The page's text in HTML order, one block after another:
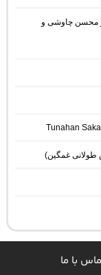
با حضور محسن چاوشی و
با ما